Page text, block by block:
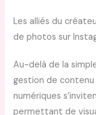
Les alliés du
de photos sur
Au-delà de la
gestion de
numériques
permettant de